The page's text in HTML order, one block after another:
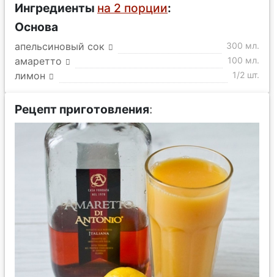
Ингредиенты на 2 порции:
Основа
апельсиновый сок 300 мл.
амаретто 100 мл.
лимон 1/2 шт.
Рецепт приготовления: